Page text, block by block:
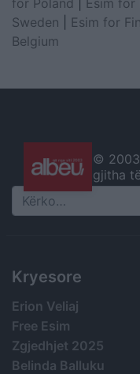
Sweden
Esim for
Belgium
©
gjitha
Search
Kryesore
Erion Veliaj
Free Esim
Zgjedhjet 2025
Belinda Balluku